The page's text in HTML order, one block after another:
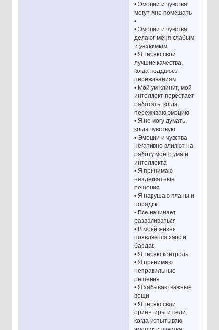
• Эмоции и чувства
могут мне помешать
•
• Эмоции и чувства
делают меня слабым
и уязвимым
• Я теряю свои
лучшие качества,
когда поддаюсь
переживаниям
• Мой ум клинит, мой
интеллект перестает
работать, когда
переживаю эмоцию
• Я не могу думать,
когда чувствую
• Эмоции и чувства
негативно влияют на
работу моего ума и
интеллекта
• Я принимаю
неадекватные
решения
• Я нарушаю планы и
порядок
• Все начинает
разваливаться
• В моей жизни
появляется хаос и
бардак
• Я теряю контроль
• Я принимаю
неправильные
решения
• Я забываю важные
вещи
• Я теряю свои
ориентиры и цели,
когда испытываю